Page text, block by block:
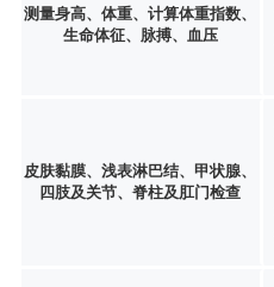
测量身高、体重、计算体重指数、
生命体征、脉搏、血压
皮肤黏膜、浅表淋巴结、甲状腺、
四肢及关节、脊柱及肛门检查